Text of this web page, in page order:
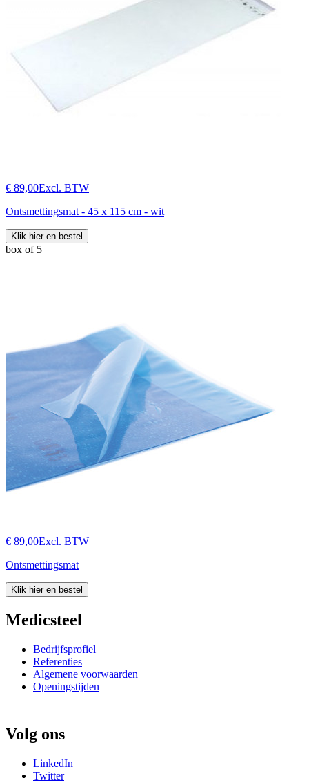
€ 89,00Excl. BTW
Ontsmettingsmat - 45 x 115 cm - wit
Klik hier en bestel
box of 5
€ 89,00Excl. BTW
Ontsmettingsmat
Klik hier en bestel
Medicsteel
Bedrijfsprofiel
Referenties
Algemene voorwaarden
Openingstijden
Volg ons
LinkedIn
Twitter